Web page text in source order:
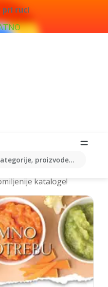
ruci
proizvode...
najbolje akcije za
kataloge!